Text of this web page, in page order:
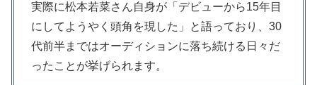
実際に松本若菜さん自身が「デビューから15年目
にしてようやく頭角を現した」と語っており、30
代前半まではオーディションに落ち続ける日々だ
ったことが挙げられます。